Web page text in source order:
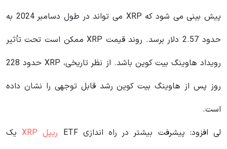
پیش بینی می شود که XRP می تواند در طول دسامبر 2024 به
حدود 2.57 دلار برسد. روند قیمت XRP ممکن است تحت تأثیر
رویداد هاوینگ بیت کوین باشد. از نظر تاریخی، XRP حدود 228
روز پس از هاوینگ بیت کوین رشد قابل توجهی را نشان داده
است.
لی افزود: پیشرفت بیشتر در راه اندازی ETF
ریپل XRP
یک